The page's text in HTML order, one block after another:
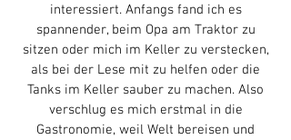
interessiert. Anfangs fand ich es
spannender, beim Opa am Traktor zu
sitzen oder mich im Keller zu verstecken,
als bei der Lese mit zu helfen oder die
Tanks im Keller sauber zu machen. Also
verschlug es mich erstmal in die
Gastronomie, weil Welt bereisen und